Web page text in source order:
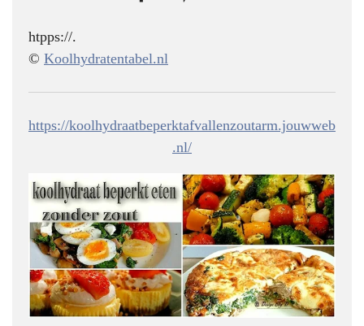
htpps://.
© Koolhydratentabel.nl
https://koolhydraatbeperktafvallenzoutarm.jouwweb
.nl/